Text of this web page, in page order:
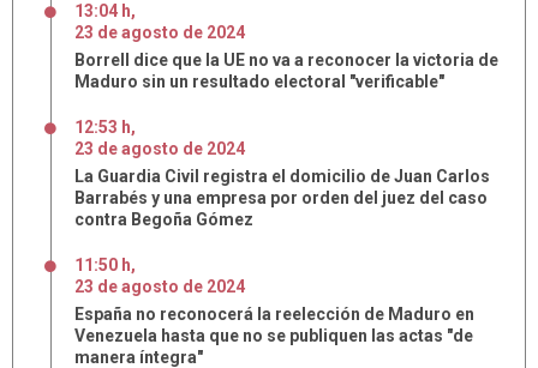
13:04 h,
23 deagosto de 2024
Borrell dice que la UE no va a reconocer la victoria de
Maduro sin un resultado electoral "verificable"
12:53 h,
23 deagosto de 2024
La Guardia Civil registra el domicilio de Juan Carlos
Barrabés y una empresa por orden del juez del caso
contra Begoña Gómez
11:50 h,
23 deagosto de 2024
España no reconocerá la reelección de Maduro en
Venezuela hasta que no se publiquen las actas "de
manera íntegra"